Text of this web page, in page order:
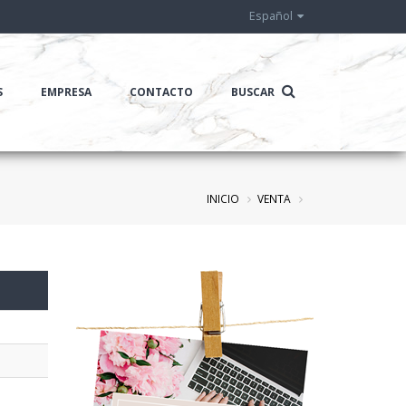
Español
EMPRESA CONTACTO BUSCAR
INICIO VENTA